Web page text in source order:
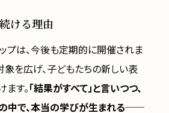
ける理由
プは、今後も定期的に開催されま
象を広げ、子どもたちの新しい表
す。 「結果がすべて」と言いつつ、
中で、本当の学びが生まれる──